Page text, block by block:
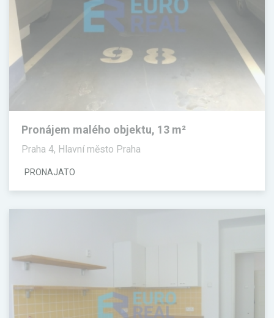
Pronájem malého objektu, 13 m²
Praha 4, Hlavní město Praha
PRONAJATO